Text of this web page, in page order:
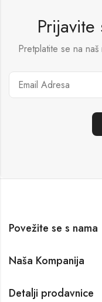
Pretplatite se na
Povežite se s nama
Naša Kompanija
Detalji prodavnice